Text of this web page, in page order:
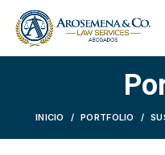
INICIO PORTFOLIO